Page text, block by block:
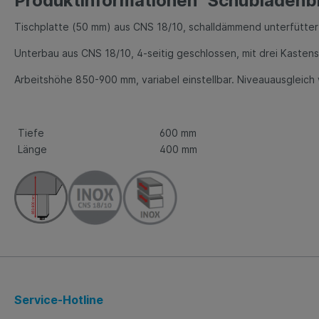
Tischplatte (50 mm) aus CNS 18/10, schalldämmend
Unterbau aus CNS 18/10, 4-seitig geschlossen, mit drei
Arbeitshöhe 850-900 mm, variabel einstellbar. Niveauausgleich
Tiefe
600 mm
Länge
400 mm
Service-Hotline